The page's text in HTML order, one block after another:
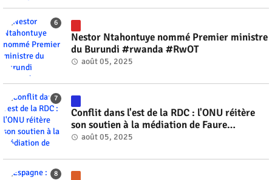
Nestor Ntahontuye nommé Premier ministre
du Burundi #rwanda #RwOT
août 05, 2025
Conflit dans l'est de la RDC : l'ONU réitère
son soutien à la médiation de Faure
Gnassingbé #rwanda #RwOT
août 05, 2025